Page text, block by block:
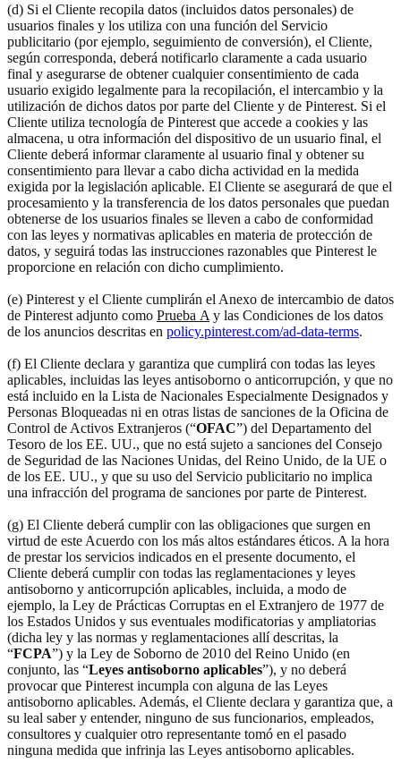
(d) Si el Cliente recopila datos (incluidos datos personales) de
usuarios finales y los utiliza con una función del Servicio
publicitario (por ejemplo, seguimiento de conversión), el Cliente,
según corresponda, deberá notificarlo claramente a cada usuario
final y asegurarse de obtener cualquier consentimiento de cada
usuario exigido legalmente para la recopilación, el intercambio y la
utilización de dichos datos por parte del Cliente y de Pinterest. Si el
Cliente utiliza tecnología de Pinterest que accede a cookies y las
almacena, u otra información del dispositivo de un usuario final, el
Cliente deberá informar claramente al usuario final y obtener su
consentimiento para llevar a cabo dicha actividad en la medida
exigida por la legislación aplicable. El Cliente se asegurará de que el
procesamiento y la transferencia de los datos personales que puedan
obtenerse de los usuarios finales se lleven a cabo de conformidad
con las leyes y normativas aplicables en materia de protección de
datos, y seguirá todas las instrucciones razonables que Pinterest le
proporcione en relación con dicho cumplimiento.
(e) Pinterest y el Cliente cumplirán el Anexo de intercambio de datos
de Pinterest adjunto como Prueba A y las Condiciones de los datos
de los anuncios descritas en policy.pinterest.com/ad-data-terms.
(f) El Cliente declara y garantiza que cumplirá con todas las leyes
aplicables, incluidas las leyes antisoborno o anticorrupción, y que no
está incluido en la Lista de Nacionales Especialmente Designados y
Personas Bloqueadas ni en otras listas de sanciones de la Oficina de
Control de Activos Extranjeros (“OFAC”) del Departamento del
Tesoro de los EE. UU., que no está sujeto a sanciones del Consejo
de Seguridad de las Naciones Unidas, del Reino Unido, de la UE o
de los EE. UU., y que su uso del Servicio publicitario no implica
una infracción del programa de sanciones por parte de Pinterest.
(g) El Cliente deberá cumplir con las obligaciones que surgen en
virtud de este Acuerdo con los más altos estándares éticos. A la hora
de prestar los servicios indicados en el presente documento, el
Cliente deberá cumplir con todas las reglamentaciones y leyes
antisoborno y anticorrupción aplicables, incluida, a modo de
ejemplo, la Ley de Prácticas Corruptas en el Extranjero de 1977 de
los Estados Unidos y sus eventuales modificatorias y ampliatorias
(dicha ley y las normas y reglamentaciones allí descritas, la
“FCPA”) y la Ley de Soborno de 2010 del Reino Unido (en
conjunto, las “Leyes antisoborno aplicables”), y no deberá
provocar que Pinterest incumpla con alguna de las Leyes
antisoborno aplicables. Además, el Cliente declara y garantiza que, a
su leal saber y entender, ninguno de sus funcionarios, empleados,
consultores y cualquier otro representante tomó en el pasado
ninguna medida que infrinja las Leyes antisoborno aplicables.